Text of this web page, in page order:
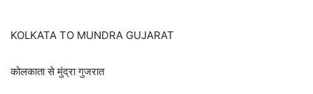
KOLKATA TO MUNDRA GUJARAT
कोलकाता से मुंद्रा गुजरात